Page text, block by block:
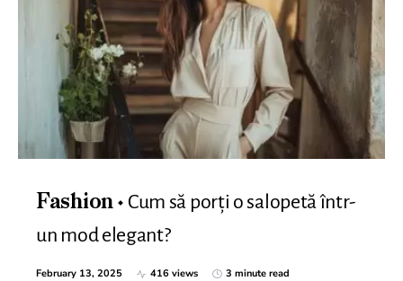
Fashion
Cum să porți o salopetă într-
un mod elegant?
February 13, 2025 416 views 3 minute read